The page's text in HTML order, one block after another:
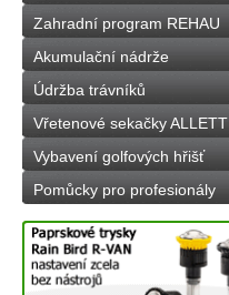
Zahradní program REHAU
Akumulační nádrže
Údržba trávníků
Vřetenové sekačky ALLETT
Vybavení golfových hřišť
Pomůcky pro profesionály